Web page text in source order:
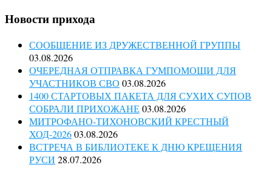
Новости прихода
СООБЩЕНИЕ ИЗ ДРУЖЕСТВЕННОЙ ГРУППЫ
03.08.2026
ОЧЕРЕДНАЯ ОТПРАВКА ГУМПОМОЩИ ДЛЯ
УЧАСТНИКОВ СВО 03.08.2026
1400 СТАРТОВЫХ ПАКЕТА ДЛЯ СУХИХ СУПОВ
СОБРАЛИ ПРИХОЖАНЕ 03.08.2026
МИТРОФАНО-ТИХОНОВСКИЙ КРЕСТНЫЙ
ХОД-202603.08.2026
ВСТРЕЧА В БИБЛИОТЕКЕ К ДНЮ КРЕЩЕНИЯ
РУСИ 28.07.2026